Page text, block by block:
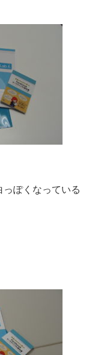
っぽくなっている